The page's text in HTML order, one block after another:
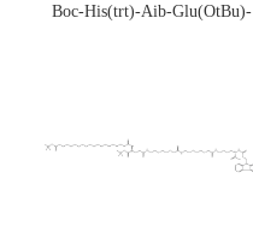
Boc-His(trt)-Aib-Glu(OtBu)-